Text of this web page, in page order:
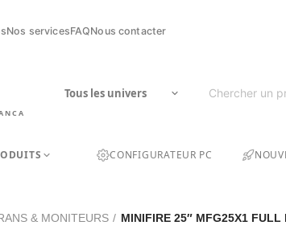
Nos servicesFAQNous contacter
CONFIGURATEUR PC
& MONITEURS MINIFIRE 25″ MFG25X1 FULL